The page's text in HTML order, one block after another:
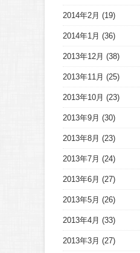
2014年2月 (19)
2014年1月 (36)
2013年12月 (38)
2013年11月 (25)
2013年10月 (23)
2013年9月 (30)
2013年8月 (23)
2013年7月 (24)
2013年6月 (27)
2013年5月 (26)
2013年4月 (33)
2013年3月 (27)